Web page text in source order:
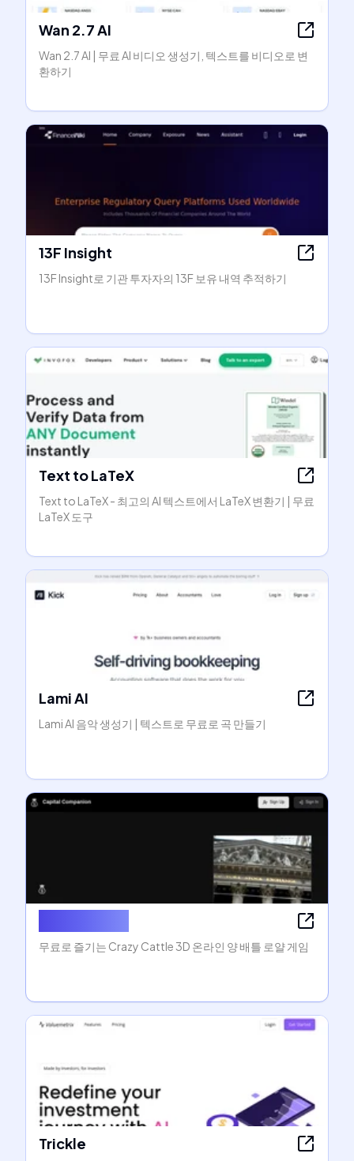
Wan 2.7 AI
Wan 2.7 AI | 무료 AI 비디오 생성기, 텍스트를 비디오로 변
환하기
13F Insight
13F Insight로 기관 투자자의 13F 보유 내역 추적하기
Text to LaTeX
Text to LaTeX - 최고의 AI 텍스트에서 LaTeX 변환기 | 무료
LaTeX 도구
Lami AI
Lami AI 음악 생성기 | 텍스트로 무료로 곡 만들기
무료로 즐기는 Crazy Cattle 3D 온라인 양 배틀 로얄 게임
Trickle